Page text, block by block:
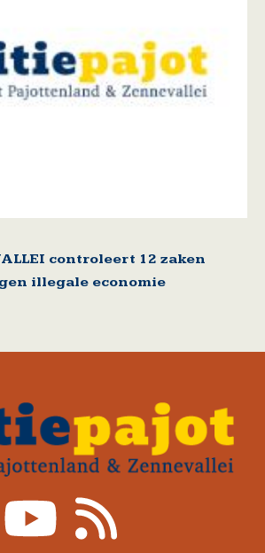
controleert 12 zaken
illegale economie